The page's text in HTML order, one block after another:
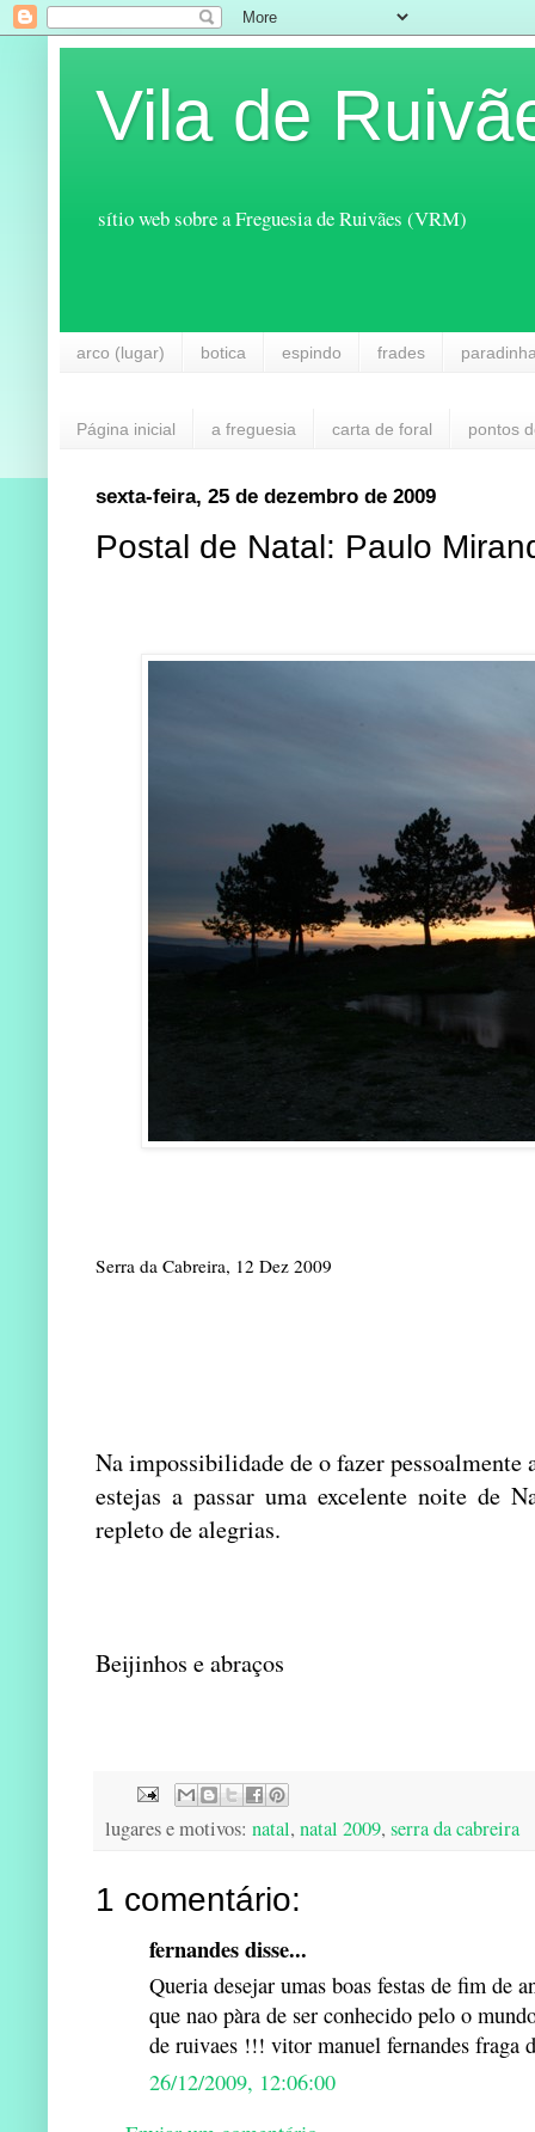
Vila de
sítio web sobre a Freguesia de Ruivães (VRM)
arco (lugar) botica espindo frades
Página inicial a freguesia carta de foral pontos
sexta-feira, 25 de dezembro de 2009
Postal de Natal: Paulo
Serra da Cabreira, 12 Dez 2009
Na impossibilidade de o fazer pessoalmente
estejas a passar uma excelente noite de
repleto de alegrias.
Beijinhos e abraços
lugares e motivos: natal, natal 2009, serra da cabreira
1 comentário:
fernandes disse...
Queria desejar umas boas festas de fim de
que nao pàra de ser conhecido pelo o
de ruivaes !!! vitor manuel fernandes fraga
26/12/2009, 12:06:00